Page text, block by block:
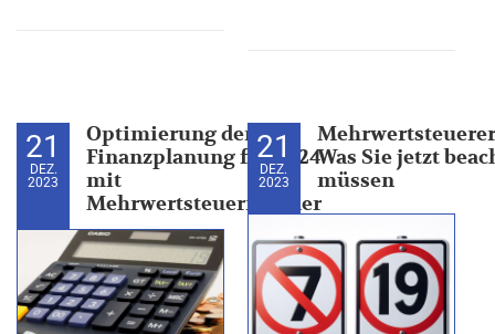
21
DEZ.
2023
Optimierung der
Finanzplanung für 2024
mit
Mehrwertsteuerrechner
21
DEZ.
2023
Was Sie jetzt
müssen